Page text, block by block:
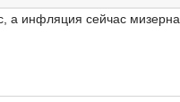
а инфляция сейчас